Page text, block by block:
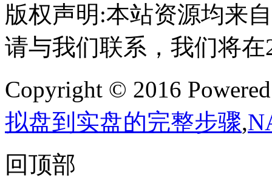
版权声明:本站资源均来
请与我们联系，我们将
Copyright © 2016
拟盘到实盘的完整步骤,
回顶部